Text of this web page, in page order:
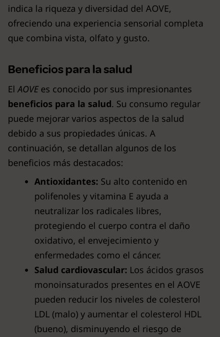
indica la riqueza y diversidad del AOVE,
ofreciendo una experiencia sensorial completa
que combina vista, olfato y gusto.
Beneficios para la salud
ElAOVEes conocido por sus impresionantes
beneficios para la salud. Su consumo regular
puede mejorar varios aspectos de la salud
debido a sus propiedades únicas. A
continuación, se detallan algunos de los
beneficios más destacados:
Antioxidantes: Su alto contenido en
polifenoles y vitamina E ayuda a
neutralizar los radicales libres,
protegiendo el cuerpo contra el daño
oxidativo, el envejecimiento y
enfermedades como el cáncer.
Salud cardiovascular: Los ácidos grasos
monoinsaturados presentes en el AOVE
pueden reducir los niveles de colesterol
LDL (malo) y aumentar el colesterol HDL
(bueno), disminuyendo el riesgo de